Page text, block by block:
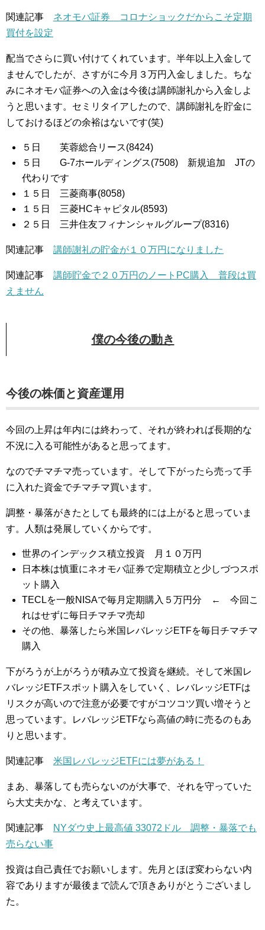
関連記事 ネオモバ証券 コロナショックだからこそ定期
買付を設定
配当でさらに買い付けてくれています。半年以上入金して
ませんでしたが、さすがに今月３万円入金しました。ちな
みにネオモバ証券への入金は今後は講師謝礼から入金しよ
うと思います。セミリタイアしたので、講師謝礼を貯金に
しておけるほどの余裕はないです(笑)
５日 芙蓉総合リース(8424)
５日 G-7ホールディングス(7508) 新規追加 JTの
代わりです
１５日 三菱商事(8058)
１５日 三菱HCキャピタル(8593)
２５日 三井住友フィナンシャルグループ(8316)
関連記事 講師謝礼の貯金が１０万円になりました
関連記事 講師貯金で２０万円のノートPC購入 普段は買
えません
僕の今後の動き
今後の株価と資産運用
今回の上昇は年内には終わって、それが終われば長期的な
不況に入る可能性があると思ってます。
なのでチマチマ売っています。そして下がったら売って手
に入れた資金でチマチマ買います。
調整・暴落がきたとしても最終的には上がると思っていま
す。人類は発展していくからです。
世界のインデックス積立投資 月１０万円
日本株は慎重にネオモバ証券で定期積立と少しづつスポ
ット購入
TECLを一般NISAで毎月定期購入５万円分 ← 今回こ
れはせずに毎日チマチマ売却
その他、暴落したら米国レバレッジETFを毎日チマチマ
購入
下がろうが上がろうが積み立て投資を継続。そして米国レ
バレッジETFスポット購入をしていく、レバレッジETFは
リスクが高いので注意が必要ですがコツコツ買い増そうと
思っています。レバレッジETFなら高値の時に売るのもあ
りと思います。
関連記事 米国レバレッジETFには夢がある！
まあ、暴落しても売らないのが大事で、それを守っていた
ら大丈夫かな、と考えています。
関連記事
NYダウ史上最高値 33072ドル 調整・暴落でも
売らない事
投資は自己責任でお願いします。先月とほぼ変わらない内
容でありますが最後まで読んで頂きありがとうございまし
た。